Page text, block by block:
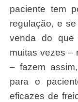
paciente tem
regulação, e
venda do
muitas vezes –
– fazem
para o
eficazes de